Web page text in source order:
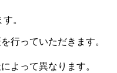
。
行っていただきます。
よって異なります。